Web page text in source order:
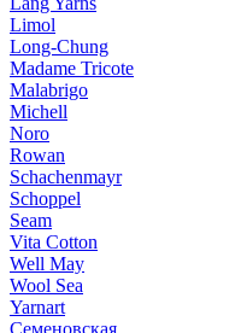
Limol
Long-Chung
Madame Tricote
Malabrigo
Michell
Noro
Rowan
Schachenmayr
Schoppel
Seam
Vita Cotton
Well May
Wool Sea
Yarnart
Семеновская